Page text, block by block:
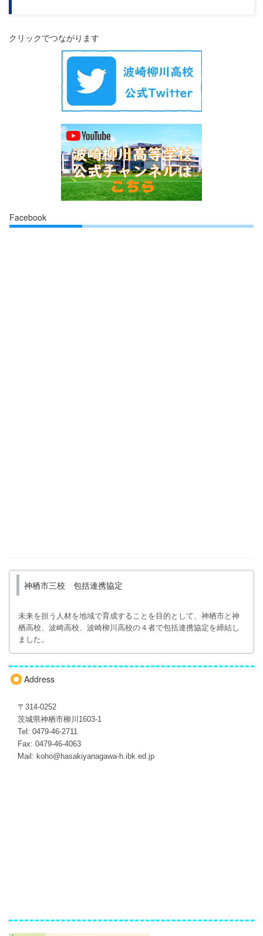
クリックでつながります
Facebook
神栖市三校 包括連携協定
未来を担う人材を地域で育成することを目的として、神栖市と神
栖高校、波崎高校、波崎柳川高校の４者で包括連携協定を締結し
ました。
Address
〒314-0252
茨城県神栖市柳川1603-1
Tel: 0479-46-2711
Fax: 0479-46-4063
Mail: koho@hasakiyanagawa-h.ibk.ed.jp